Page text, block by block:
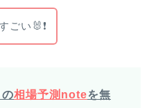
ごい🐰❗
相場予測noteを無